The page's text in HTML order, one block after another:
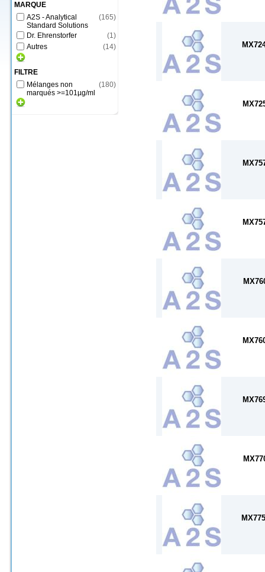
MARQUE
A2S - Analytical
Standard Solutions
(165)
Dr. Ehrenstorfer (1)
Autres
(14)
FILTRE
Mélanges non
marqués >=101µg/ml
(180)